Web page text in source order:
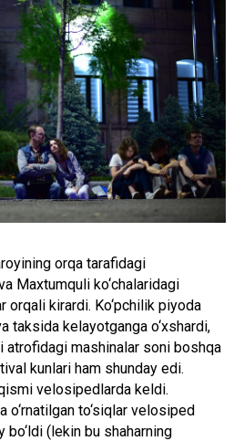
orqa tarafidagi
Maxtumquli ko‘chalaridagi
orqali kirardi. Ko‘pchilik piyoda
taksida kelayotganga o‘xshardi,
atrofidagi mashinalar soni boshqa
kunlari ham shunday edi.
velosipedlarda keldi.
o‘rnatilgan to‘siqlar velosiped
bo‘ldi (lekin bu shaharning